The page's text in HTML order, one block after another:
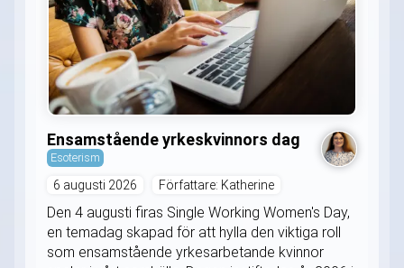
Ensamstående yrkeskvinnors dag
Esoterism
6 augusti 2026 Författare: Katherine
Den 4 augusti firas Single Working Women's Day,
en temadag skapad för att hylla den viktiga roll
som ensamstående yrkesarbetande kvinnor